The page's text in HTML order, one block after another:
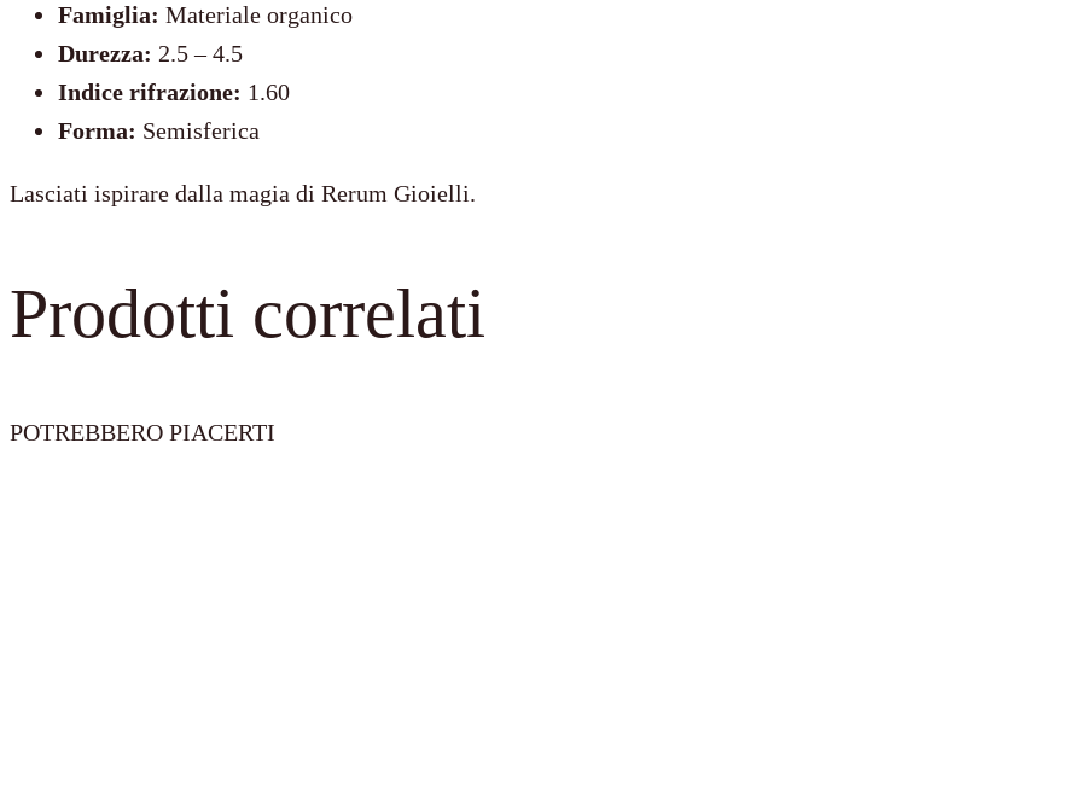
Famiglia: Materiale organico
Durezza: 2.5 – 4.5
Indice rifrazione: 1.60
Forma: Semisferica
Lasciati ispirare dalla magia di Rerum Gioielli.
Prodotti correlati
POTREBBERO PIACERTI